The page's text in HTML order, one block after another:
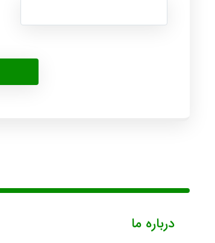
درباره ما